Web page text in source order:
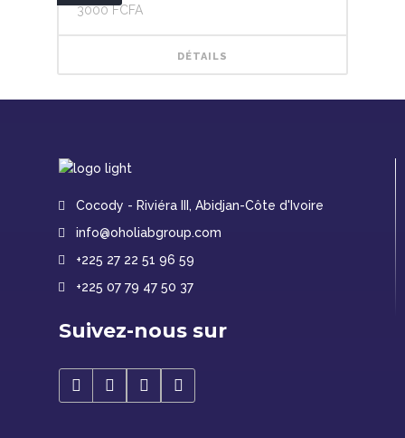
3000FCFA
DÉTAILS
Cocody - Riviéra III, Abidjan-Côte d'Ivoire
info@oholiabgroup.com
+225 27 22 51 96 59
+225 07 79 47 50 37
Suivez-nous sur